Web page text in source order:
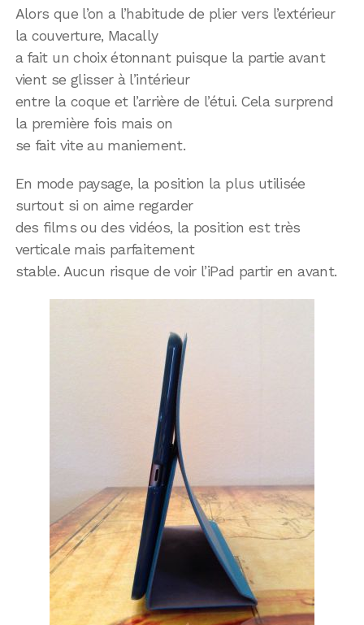
Alors que l’on a l’habitude de plier vers l’extérieur
la couverture, Macally
a fait un choix étonnant puisque la partie avant
vient se glisser à l’intérieur
entre la coque et l’arrière de l’étui. Cela surprend
la première fois mais on
se fait vite au maniement.
En mode paysage, la position la plus utilisée
surtout si on aime regarder
des films ou des vidéos, la position est très
verticale mais parfaitement
stable. Aucun risque de voir l’iPad partir en avant.